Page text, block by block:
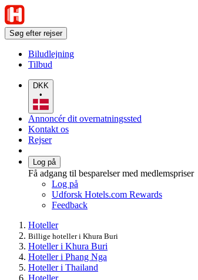
Søg efter rejser
Biludlejning
Tilbud
DKK
•
Annoncér dit overnatningssted
Kontakt os
Rejser
Log på
Få adgang til besparelser med medlemspriser
Log på
Udforsk Hotels.com Rewards
Feedback
Hoteller
Billige hoteller i Khura Buri
Hoteller i Khura Buri
Hoteller i Phang Nga
Hoteller i Thailand
Hoteller